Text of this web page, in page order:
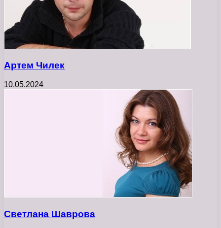
Артем Чилек
10.05.2024
Светлана Шаврова